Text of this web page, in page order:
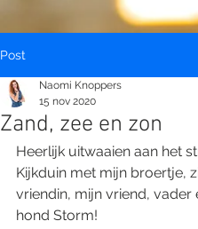
Post
Zand, zee en zon
Naomi Knoppers
15 nov 2020
Heerlijk uitwaaien aan het
Kijkduin met mijn broertje,
vriendin, mijn vriend, vader
hond Storm!